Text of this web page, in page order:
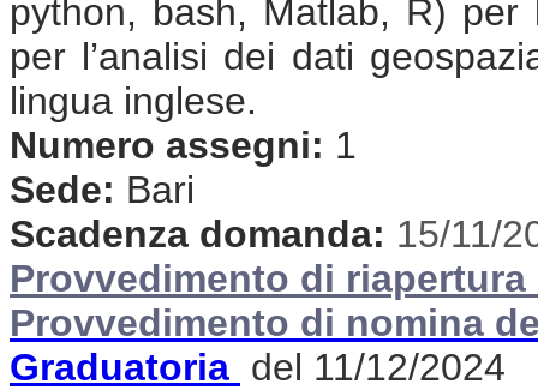
python, bash, Matlab, R) per
per l’analisi dei dati
lingua inglese.
Numero assegni: 1
Sede: Bari
Scadenza domanda: 15/11/
Provvedimento di
Provvedimento di nomina
Graduatoria del 11/12/2024